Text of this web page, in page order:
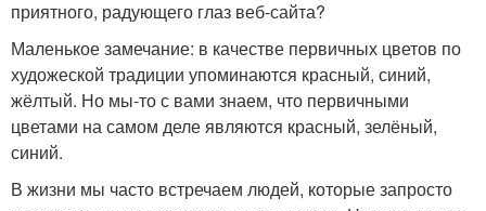
приятного, радующего глаз веб-сайта?
Маленькое замечание: в качестве первичных цветов по
художеской традиции упоминаются красный, синий,
жёлтый. Но мы-то с вами знаем, что первичными
цветами на самом деле являются красный, зелёный,
синий.
В жизни мы часто встречаем людей, которые запросто